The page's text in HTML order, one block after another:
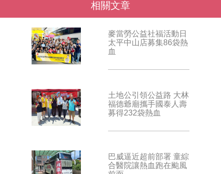
相關文章
麥當勞公益社福活動日
太平中山店募集86袋熱
血
土地公引領公益路 大林
福德爺廟攜手國泰人壽
募得232袋熱血
巴威逼近超前部署 童綜
合醫院讓熱血跑在颱風